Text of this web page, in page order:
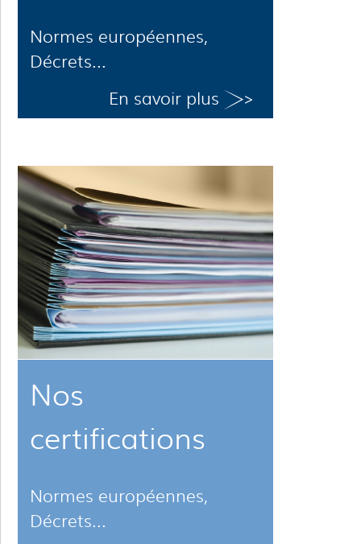
Normes européennes,
Décrets...
En savoir plus
>
Nos
certifications
Normes européennes,
Décrets...